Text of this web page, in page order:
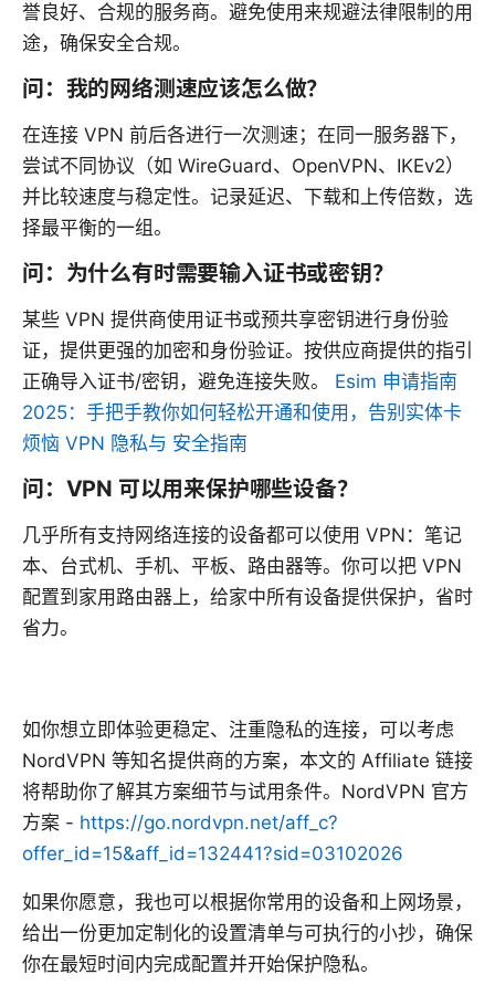
誉良好、合规的服务商。避免使用来规避法律限制的用
途，确保安全合规。
问：我的网络测速应该怎么做？
在连接 VPN 前后各进行一次测速；在同一服务器下，
尝试不同协议（如 WireGuard、OpenVPN、IKEv2）
并比较速度与稳定性。记录延迟、下载和上传倍数，选
择最平衡的一组。
问：为什么有时需要输入证书或密钥？
某些 VPN 提供商使用证书或预共享密钥进行身份验
证，提供更强的加密和身份验证。按供应商提供的指引
正确导入证书/密钥，避免连接失败。 Esim 申请指南
2025：手把手教你如何轻松开通和使用，告别实体卡
烦恼 VPN 隐私与 安全指南
问：VPN 可以用来保护哪些设备？
几乎所有支持网络连接的设备都可以使用 VPN：笔记
本、台式机、手机、平板、路由器等。你可以把 VPN
配置到家用路由器上，给家中所有设备提供保护，省时
省力。
如你想立即体验更稳定、注重隐私的连接，可以考虑
NordVPN 等知名提供商的方案，本文的 Affiliate 链接
将帮助你了解其方案细节与试用条件。NordVPN 官方
方案 - https://go.nordvpn.net/aff_c?
offer_id=15&aff_id=132441?sid=03102026
如果你愿意，我也可以根据你常用的设备和上网场景，
给出一份更加定制化的设置清单与可执行的小抄，确保
你在最短时间内完成配置并开始保护隐私。